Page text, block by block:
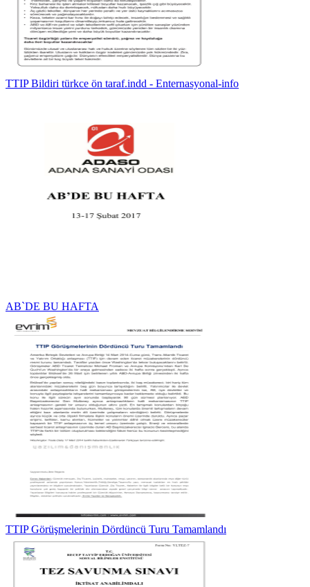
TTIP Bildiri türkce ön taraf.indd - Enternasyonal-info
AB`DE BU HAFTA
TTIP Görüşmelerinin Dördüncü Turu Tamamlandı